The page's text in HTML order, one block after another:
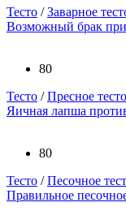
Тесто /Заварное
Возможный брак при
80
Тесто /Пресное тесто
Яичная лапша
80
Тесто /Песочное
Правильное